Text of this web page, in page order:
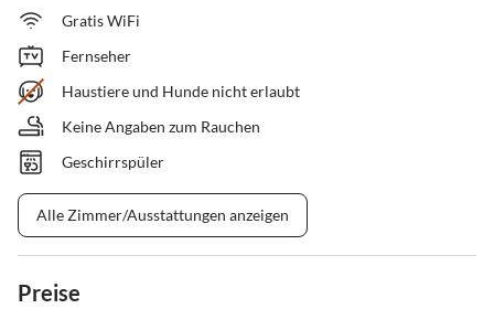
Gratis WiFi
Fernseher
Haustiere und Hunde nicht erlaubt
Keine Angaben zum Rauchen
Geschirrspüler
Alle Zimmer/Ausstattungen anzeigen
Preise